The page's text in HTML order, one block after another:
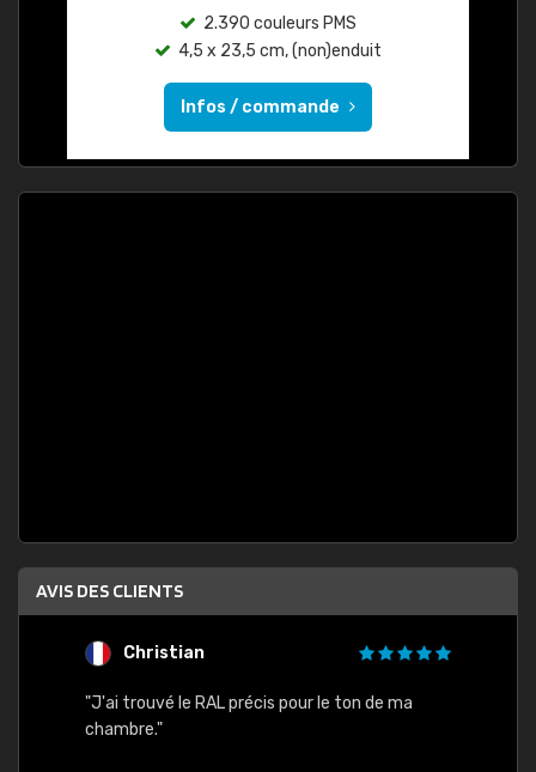
2.390 couleurs PMS
4,5 x 23,5 cm, (non)enduit
Infos / commande
AVIS DES CLIENTS
Christian
"J'ai trouvé le RAL précis pour le ton de ma
chambre."